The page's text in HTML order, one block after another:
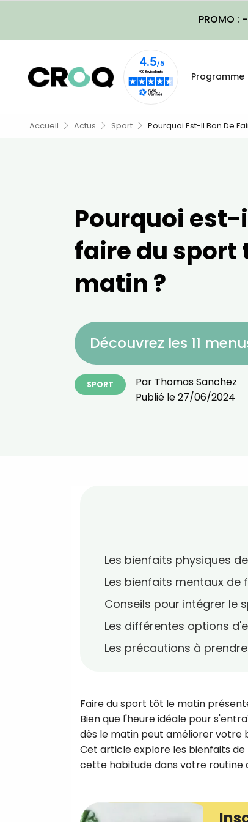
PROMO
Programme
Accueil Actus Sport Pourquoi Est-Il Bon De
Pourquoi est-
faire du sport
matin ?
Découvrez les 11
SPORT Par Thomas Sanchez
Publié le27/06/2024
Les bienfaits physiques
Les bienfaits mentaux
Conseils pour intégrer le
Les différentes options
Les précautions à prendre
Faire du sport tôt le matin
Bien que l'heure idéale pour
dès le matin peut améliorer votre
Cet article explore les bienfaits
cette habitude dans votre routine